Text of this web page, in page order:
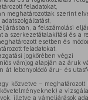
feladatokat,
meghatározottak szerint
a felszámolási
a szerkezetátalakítási és a
esetben és
feladatokat.
jogkörében végzi
vámjog alapján az áruk
át lebonyolódó áru- és
közvetve – meghatározott
a
illetve a vámeljárások